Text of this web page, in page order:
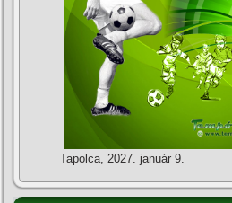
Tapolca, 2027. január 9.